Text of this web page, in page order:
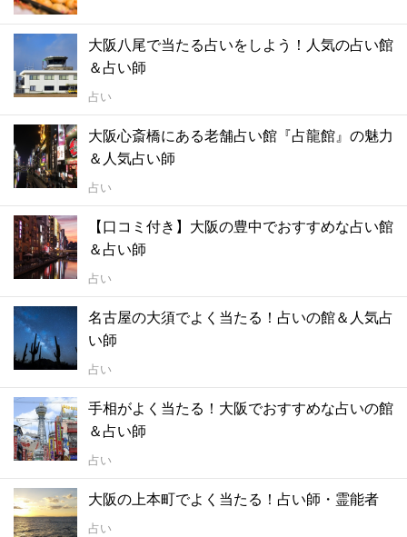
大阪八尾で当たる占いをしよう！人気の占い館
＆占い師
占い
大阪心斎橋にある老舗占い館『占龍館』の魅力
＆人気占い師
占い
【口コミ付き】大阪の豊中でおすすめな占い館
＆占い師
占い
名古屋の大須でよく当たる！占いの館＆人気占
い師
占い
手相がよく当たる！大阪でおすすめな占いの館
＆占い師
占い
大阪の上本町でよく当たる！占い師・霊能者
占い